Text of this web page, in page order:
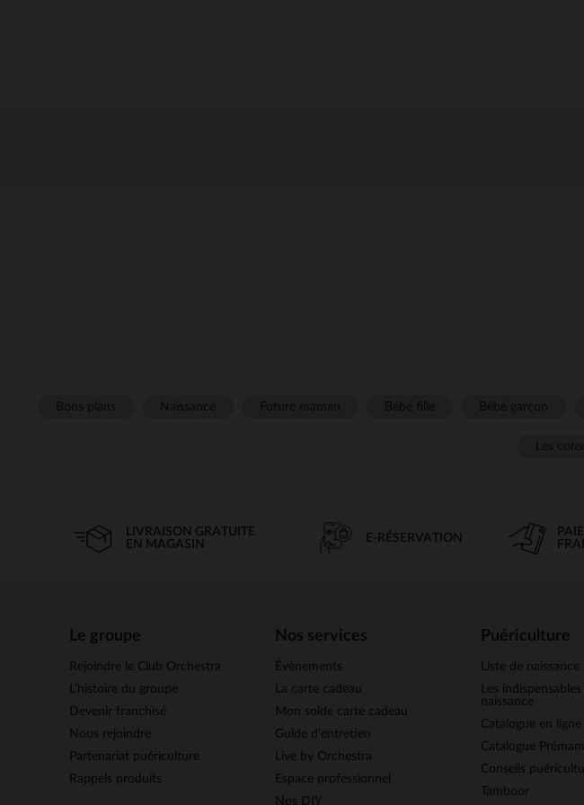
LIVRAISON GRATUITE
EN MAGASIN
E-RÉSERVATION
Le groupe
Rejoindre le Club Orchestra
L’histoire du groupe
Devenir franchisé
Nous rejoindre
Partenariat puériculture
Rappels produits
Nos services
Évènements
La carte cadeau
Mon solde carte cadeau
Guide d'entretien
Live by Orchestra
Espace professionnel
Nos DIY
Puériculture
Liste de naissance
Les
naissance
Catalogue en ligne
Catalogue
Conseils
Tamboor